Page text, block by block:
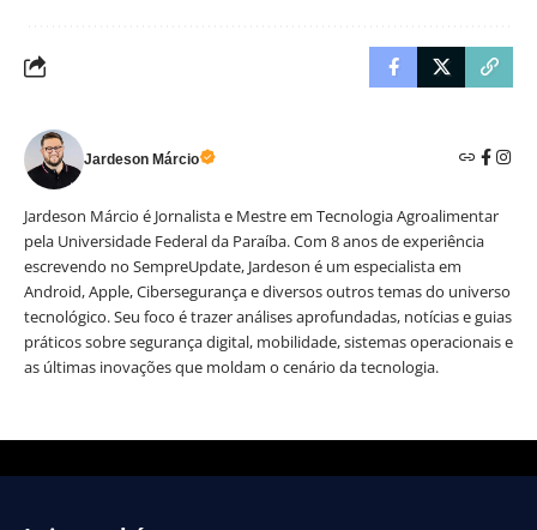
Jardeson Márcio
Jardeson Márcio é Jornalista e Mestre em Tecnologia Agroalimentar
pela Universidade Federal da Paraíba. Com 8 anos de experiência
escrevendo no SempreUpdate, Jardeson é um especialista em
Android, Apple, Cibersegurança e diversos outros temas do universo
tecnológico. Seu foco é trazer análises aprofundadas, notícias e guias
práticos sobre segurança digital, mobilidade, sistemas operacionais e
as últimas inovações que moldam o cenário da tecnologia.